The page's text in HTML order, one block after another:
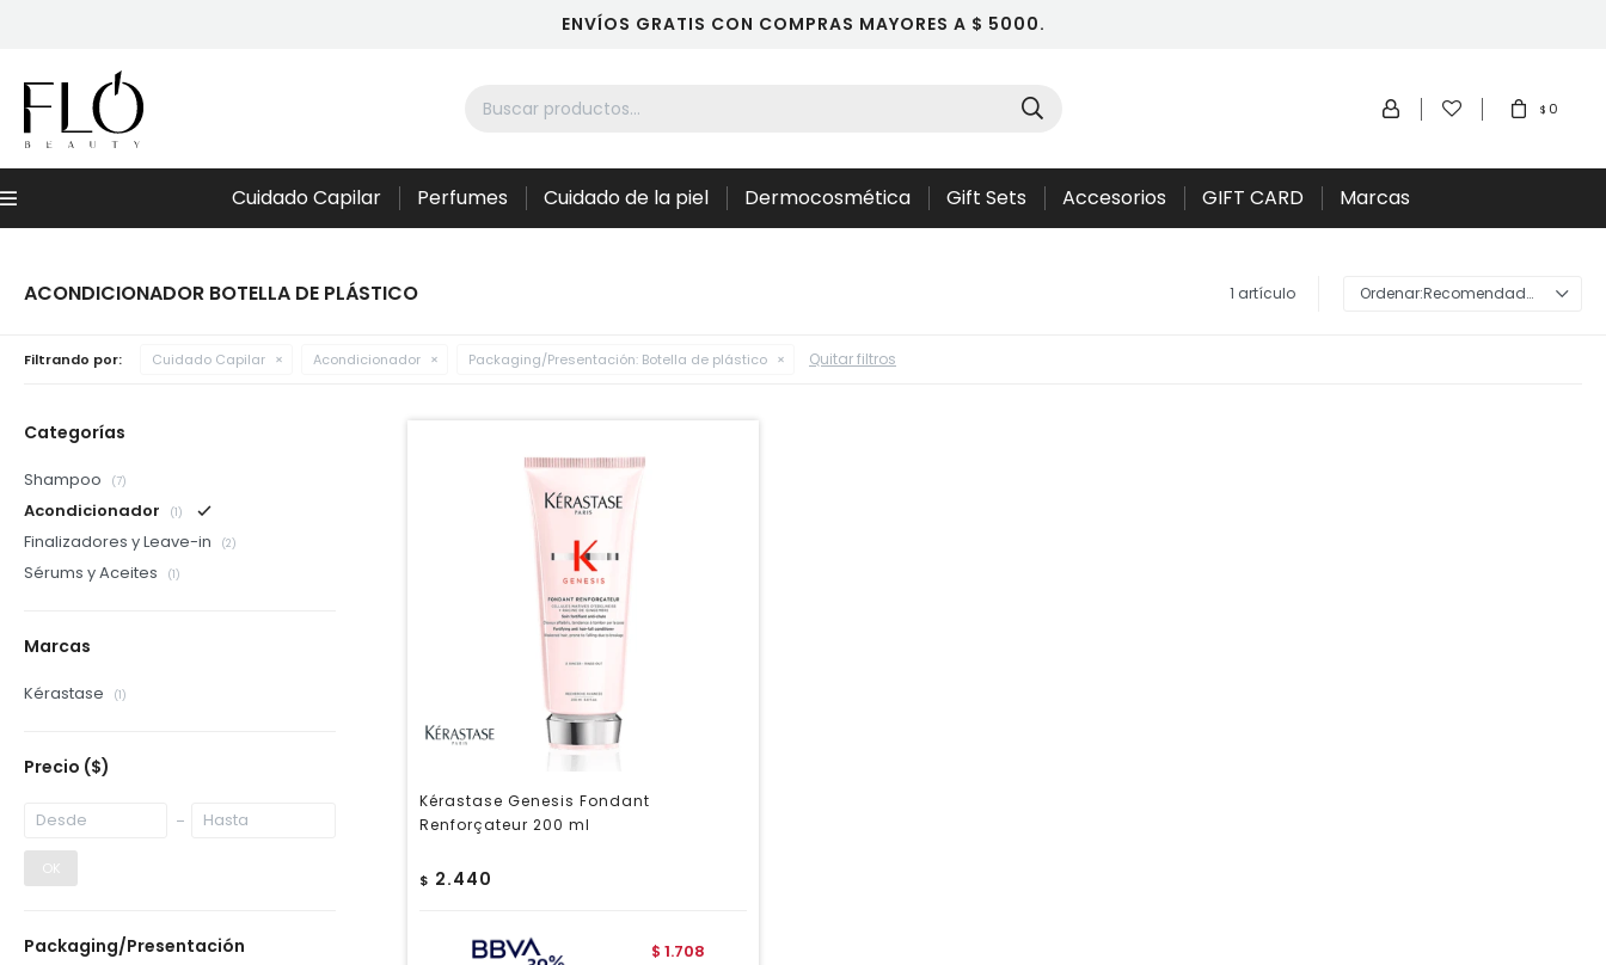
ENVÍOS GRATIS CON COMPRAS MAYORES A $ 5000.
Menú Cuidado Capilar Perfumes Cuidado de la piel Dermocosmética Gift Sets Accesorios GIFT CARD Marcas
$ 0
ACONDICIONADOR BOTELLA DE PLÁSTICO 1 artículo Recomendados
Filtrando por: Cuidado Capilar Acondicionador Packaging/Presentación: Botella de plástico Quitar filtros
Kérastase Genesis Fondant
Renforçateur 200 ml
$ 2.440
$ 1.708
Categorías
Shampoo (7)
Acondicionador (1)
Finalizadores y Leave-in (2)
Sérums y Aceites (1)
Marcas
Kérastase (1)
Precio ($)
OK
Packaging/Presentación